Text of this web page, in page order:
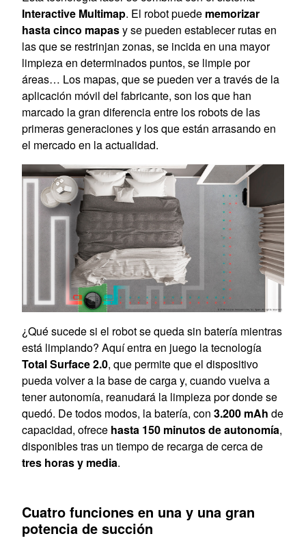
Interactive Multimap. El robot puede memorizar
hasta cinco mapasy se pueden establecer rutas en
las que se restrinjan zonas, se incida en una mayor
limpieza en determinados puntos, se limpie por
áreas… Los mapas, que se pueden ver a través de la
aplicación móvil del fabricante, son los que han
marcado la gran diferencia entre los robots de las
primeras generaciones y los que están arrasando en
el mercado en la actualidad.
¿Qué sucede si el robot se queda sin batería mientras
está limpiando? Aquí entra en juego la tecnología
Total Surface 2.0, que permite que el dispositivo
pueda volver a la base de carga y, cuando vuelva a
tener autonomía, reanudará la limpieza por donde se
quedó. De todos modos, la batería, con 3.200 mAh de
capacidad, ofrece hasta 150 minutos de autonomía,
disponibles tras un tiempo de recarga de cerca de
tres horas y media.
Cuatro funciones en una y una gran
potencia de succión